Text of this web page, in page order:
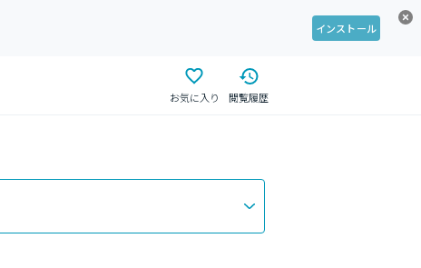
インストール
お気に入り 閲覧履歴